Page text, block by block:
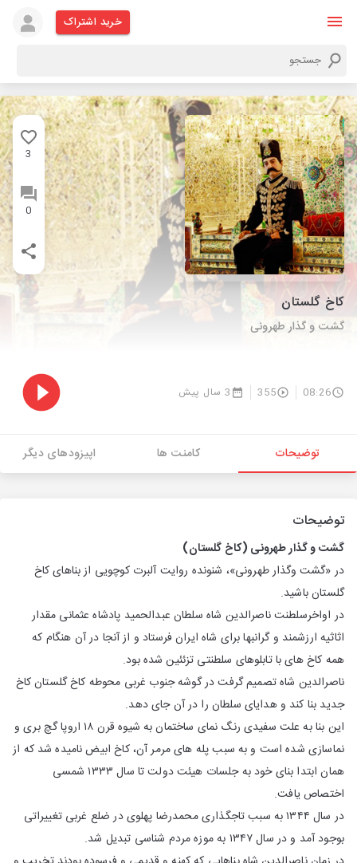
خرید اشتراک
3
0
کاخ گلستان
گشت و گذار طهرونی
08:26
355 3 سال پیش
توضیحات کامنت ها اپیزودهای دیگر
توضیحات
گشت و گذار طهرونی (كاخ گلستان)
در «گشت‌ وگذار طهرونی»، شنونده روایت آلبرت كوچویی از بناهای كاخ
گلستان باشید.
در اواخرسلطنت ناصرالدین شاه سلطان عبدالحمید پادشاه عثمانی مقدار
اثاثیه ارزشمند و گرانبها برای شاه ایران فرستاد و از آنجا در آن هنگام كه
همه كاخ های با تابلوهای سلطنتی تزئئین شده بود.
ناصرالدین شاه تصمیم گرفت در گوشه جنوب غربی محوطه كاخ گلستان كاخ
جدید بنا كند و هدایای سلطان را در آن جای دهد.
این بنا به علت سفیدی رنگ نمای ساختمان به شیوه قرن ۱۸ اروپا گچ بری و
نماسازی شده است و به سبب پله های مرمر آن، كاخ ابیض نامیده شد كه از
همان ابتدا بنای خود به جلسات هیئت دولت تا سال ۱۳۳۳ شمسی
اختصاص یافت.
در سال ۱۳۴۴ به سبب تاجگذاری محمدرضا پهلوی در ضلع غربی تغییراتی
بوجود آمد و در سال ۱۳۴۷ به موزه مردم شناسی تبدیل شد.